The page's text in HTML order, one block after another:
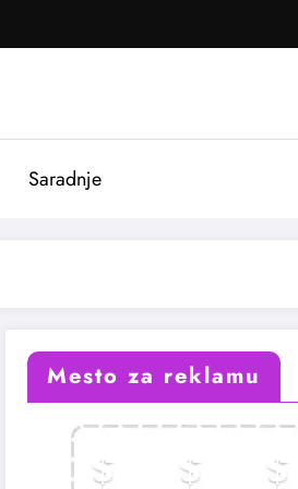
Saradnje
Mesto za reklamu